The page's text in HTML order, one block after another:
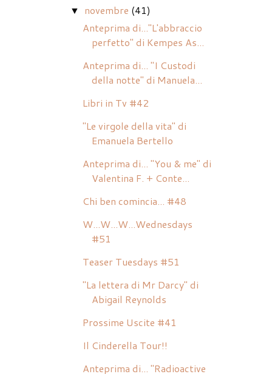
▼ novembre (41)
Anteprima di..."L'abbraccio
perfetto" di Kempes As...
Anteprima di... "I Custodi
della notte" di Manuela...
Libri in Tv #42
"Le virgole della vita" di
Emanuela Bertello
Anteprima di... "You & me" di
Valentina F. + Conte...
Chi ben comincia... #48
W...W...W...Wednesdays
#51
Teaser Tuesdays #51
"La lettera di Mr Darcy" di
Abigail Reynolds
Prossime Uscite #41
Il Cinderella Tour!!
Anteprima di... "Radioactive